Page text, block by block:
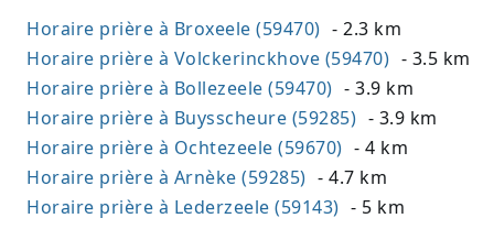
Horaire prière à Broxeele (59470) - 2.3 km
Horaire prière à Volckerinckhove (59470) - 3.5 km
Horaire prière à Bollezeele (59470) - 3.9 km
Horaire prière à Buysscheure (59285) - 3.9 km
Horaire prière à Ochtezeele (59670) - 4 km
Horaire prière à Arnèke (59285) - 4.7 km
Horaire prière à Lederzeele (59143) - 5 km